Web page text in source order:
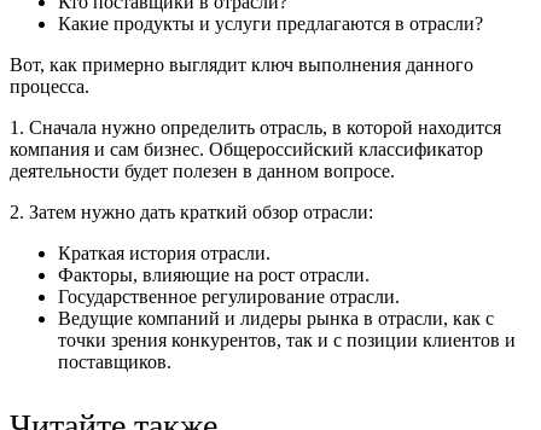
Какие продукты и услуги предлагаются в отрасли?
Вот, как примерно выглядит ключ выполнения данного
процесса.
1. Сначала нужно определить отрасль, в которой находится
компания и сам бизнес. Общероссийский классификатор
деятельности будет полезен в данном вопросе.
2. Затем нужно дать краткий обзор отрасли:
Краткая история отрасли.
Факторы, влияющие на рост отрасли.
Государственное регулирование отрасли.
Ведущие компаний и лидеры рынка в отрасли, как с
точки зрения конкурентов, так и с позиции клиентов и
поставщиков.